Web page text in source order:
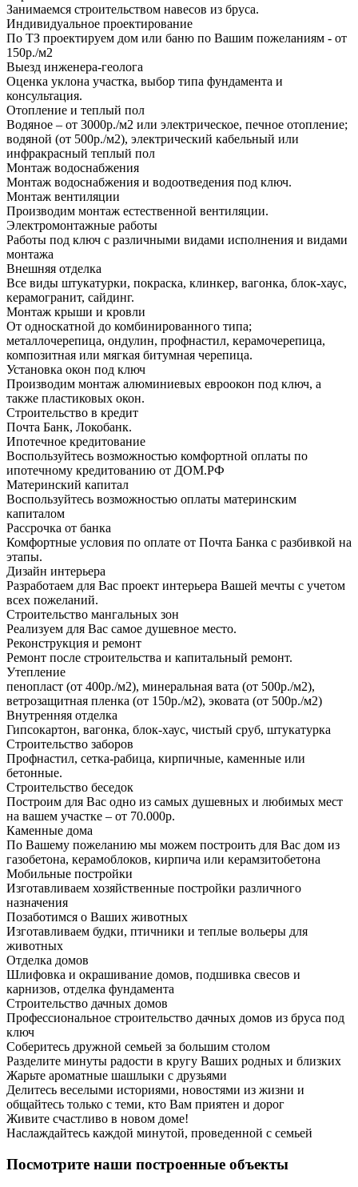
Занимаемся строительством навесов из бруса.
Индивидуальное проектирование
По ТЗ проектируем дом или баню по Вашим пожеланиям - от
150р./м2
Выезд инженера-геолога
Оценка уклона участка, выбор типа фундамента и
консультация.
Отопление и теплый пол
Водяное – от 3000р./м2 или электрическое, печное отопление;
водяной (от 500р./м2), электрический кабельный или
инфракрасный теплый пол
Монтаж водоснабжения
Монтаж водоснабжения и водоотведения под ключ.
Монтаж вентиляции
Производим монтаж естественной вентиляции.
Электромонтажные работы
Работы под ключ с различными видами исполнения и видами
монтажа
Внешняя отделка
Все виды штукатурки, покраска, клинкер, вагонка, блок-хаус,
керамогранит, сайдинг.
Монтаж крыши и кровли
От односкатной до комбинированного типа;
металлочерепица, ондулин, профнастил, керамочерепица,
композитная или мягкая битумная черепица.
Установка окон под ключ
Производим монтаж алюминиевых евроокон под ключ, а
также пластиковых окон.
Строительство в кредит
Почта Банк, Локобанк.
Ипотечное кредитование
Воспользуйтесь возможностью комфортной оплаты по
ипотечному кредитованию от ДОМ.РФ
Материнский капитал
Воспользуйтесь возможностью оплаты материнским
капиталом
Рассрочка от банка
Комфортные условия по оплате от Почта Банка с разбивкой на
этапы.
Дизайн интерьера
Разработаем для Вас проект интерьера Вашей мечты с учетом
всех пожеланий.
Строительство мангальных зон
Реализуем для Вас самое душевное место.
Реконструкция и ремонт
Ремонт после строительства и капитальный ремонт.
Утепление
пенопласт (от 400р./м2), минеральная вата (от 500р./м2),
ветрозащитная пленка (от 150р./м2), эковата (от 500р./м2)
Внутренняя отделка
Гипсокартон, вагонка, блок-хаус, чистый сруб, штукатурка
Строительство заборов
Профнастил, сетка-рабица, кирпичные, каменные или
бетонные.
Строительство беседок
Построим для Вас одно из самых душевных и любимых мест
на вашем участке – от 70.000р.
Каменные дома
По Вашему пожеланию мы можем построить для Вас дом из
газобетона, керамоблоков, кирпича или керамзитобетона
Мобильные постройки
Изготавливаем хозяйственные постройки различного
назначения
Позаботимся о Ваших животных
Изготавливаем будки, птичники и теплые вольеры для
животных
Отделка домов
Шлифовка и окрашивание домов, подшивка свесов и
карнизов, отделка фундамента
Строительство дачных домов
Профессиональное строительство дачных домов из бруса под
ключ
Соберитесь дружной семьей за большим столом
Разделите минуты радости в кругу Ваших родных и близких
Жарьте ароматные шашлыки с друзьями
Делитесь веселыми историями, новостями из жизни и
общайтесь только с теми, кто Вам приятен и дорог
Живите счастливо в новом доме!
Наслаждайтесь каждой минутой, проведенной с семьей
Посмотрите наши построенные объекты